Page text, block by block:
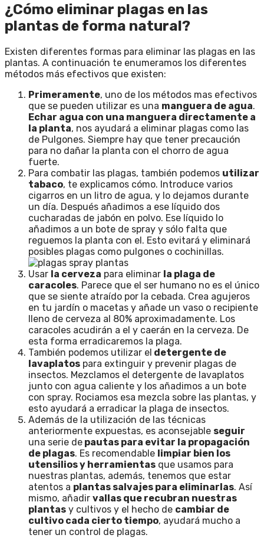
¿Cómo eliminar plagas en las
plantas de forma natural?
Existen diferentes formas para eliminar las plagas en las
plantas. A continuación te enumeramos los diferentes
métodos más efectivos que existen:
Primeramente, uno de los métodos mas efectivos
que se pueden utilizar es una manguera de agua.
Echar agua con una manguera directamente a
la planta, nos ayudará a eliminar plagas como las
de Pulgones. Siempre hay que tener precaución
para no dañar la planta con el chorro de agua
fuerte.
Para combatir las plagas, también podemos utilizar
tabaco, te explicamos cómo. Introduce varios
cigarros en un litro de agua, y lo dejamos durante
un día. Después añadimos a ese líquido dos
cucharadas de jabón en polvo. Ese líquido lo
añadimos a un bote de spray y sólo falta que
reguemos la planta con el. Esto evitará y eliminará
posibles plagas como pulgones o cochinillas.
Usar la cerveza para eliminar la plaga de
caracoles. Parece que el ser humano no es el único
que se siente atraído por la cebada. Crea agujeros
en tu jardín o macetas y añade un vaso o recipiente
lleno de cerveza al 80% aproximadamente. Los
caracoles acudirán a el y caerán en la cerveza. De
esta forma erradicaremos la plaga.
También podemos utilizar el detergente de
lavaplatos para extinguir y prevenir plagas de
insectos. Mezclamos el detergente de lavaplatos
junto con agua caliente y los añadimos a un bote
con spray. Rociamos esa mezcla sobre las plantas, y
esto ayudará a erradicar la plaga de insectos.
Además de la utilización de las técnicas
anteriormente expuestas, es aconsejable seguir
una serie de pautas para evitar la propagación
de plagas. Es recomendable limpiar bien los
utensilios y herramientas que usamos para
nuestras plantas, además, tenemos que estar
atentos a plantas salvajes para eliminarlas. Así
mismo, añadir vallas que recubran nuestras
plantas y cultivos y el hecho de cambiar de
cultivo cada cierto tiempo, ayudará mucho a
tener un control de plagas.